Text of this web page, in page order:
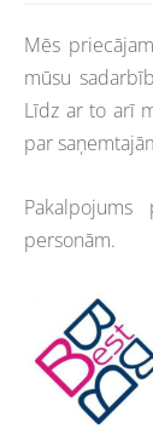
Mēs
mūsu
Līdz ar to arī
par
personām.